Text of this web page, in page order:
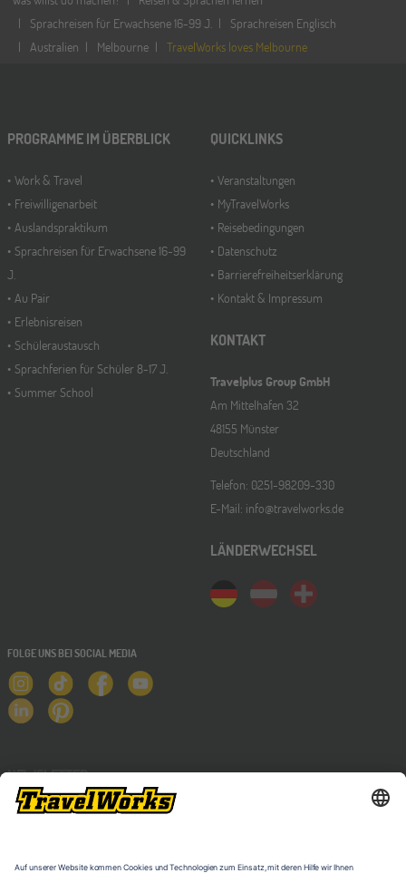
Sprachreisen für Erwachsene 16-99 J.
Sprachreisen Englisch
Australien
Melbourne TravelWorks loves Melbourne
PROGRAMME IM ÜBERBLICK
Work & Travel
Freiwilligenarbeit
Auslandspraktikum
Sprachreisen für Erwachsene 16-99
J.
Au Pair
Erlebnisreisen
Schüleraustausch
Sprachferien für Schüler 8-17 J.
Summer School
QUICKLINKS
Veranstaltungen
MyTravelWorks
Reisebedingungen
Datenschutz
Barrierefreiheitserklärung
Kontakt & Impressum
KONTAKT
Travelplus Group GmbH
Am Mittelhafen 32
48155 Münster
Deutschland
Telefon: 0251-98209-330
E-Mail: info@travelworks.de
LÄNDERWECHSEL
FOLGE UNS BEI SOCIAL MEDIA
NEWSLETTER